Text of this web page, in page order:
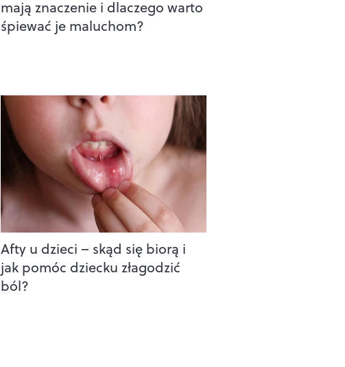
mają znaczenie i dlaczego warto
śpiewać je maluchom?
Afty u dzieci – skąd się biorą i
jak pomóc dziecku złagodzić
ból?